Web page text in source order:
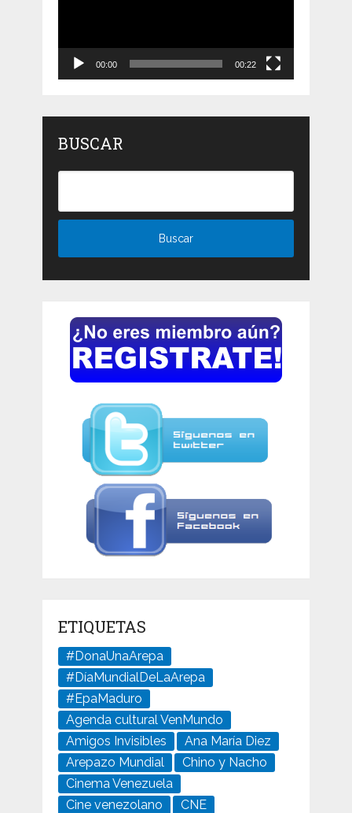
00:00 00:22
BUSCAR
ETIQUETAS
#DonaUnaArepa
#DíaMundialDeLaArepa
#EpaMaduro
Agenda cultural VenMundo
Amigos Invisibles
Ana María Diez
Arepazo Mundial
Chino y Nacho
Cinema Venezuela
Cine venezolano
CNE